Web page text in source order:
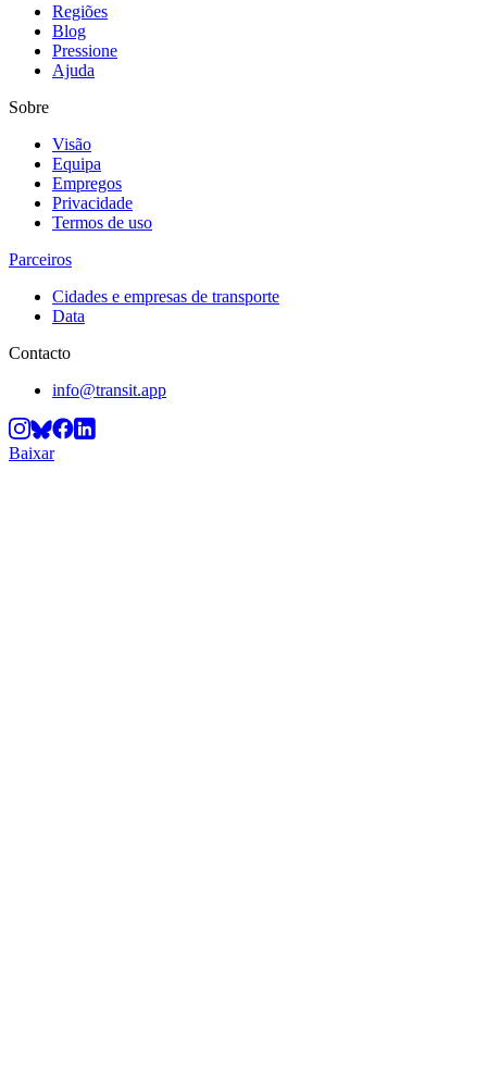
Regiões
Blog
Pressione
Ajuda
Sobre
Visão
Equipa
Empregos
Privacidade
Termos de uso
Parceiros
Cidades e empresas de transporte
Data
Contacto
info@transit.app
Baixar